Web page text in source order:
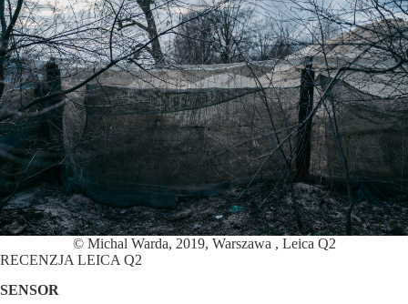
© Michal Warda, 2019, Warszawa , Leica Q2
RECENZJA LEICA Q2
SENSOR